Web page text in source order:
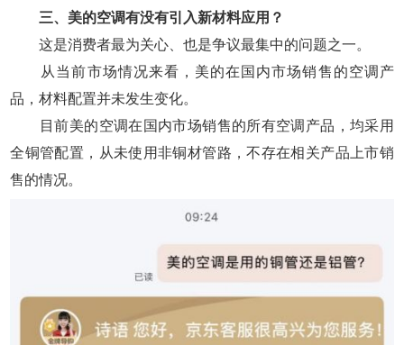
三、美的空调有没有引入新材料应用？
这是消费者最为关心、也是争议最集中的问题之一。
从当前市场情况来看，美的在国内市场销售的空调产
品，材料配置并未发生变化。
目前美的空调在国内市场销售的所有空调产品，均采用
全铜管配置，从未使用非铜材管路，不存在相关产品上市销
售的情况。